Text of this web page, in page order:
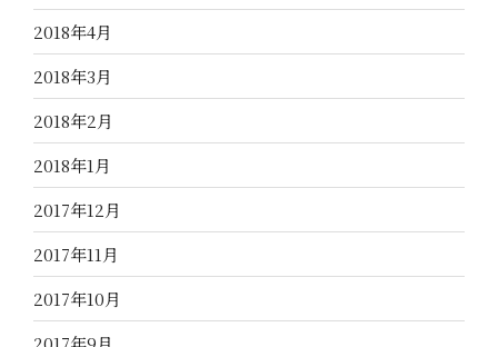
2018年4月
2018年3月
2018年2月
2018年1月
2017年12月
2017年11月
2017年10月